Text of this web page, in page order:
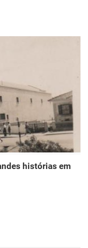
histórias em